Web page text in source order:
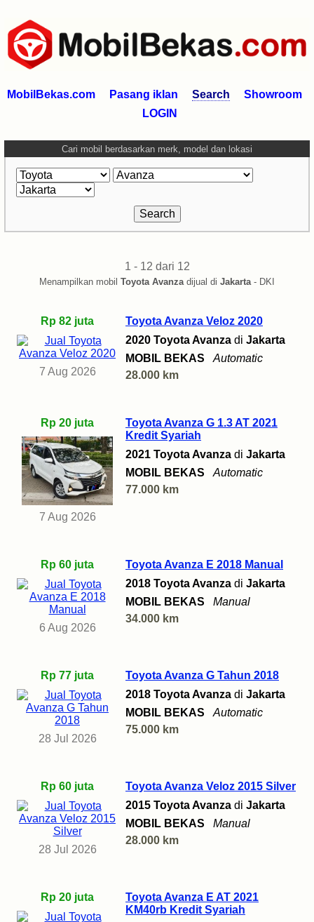
MobilBekas.com Pasang iklan Search
Showroom
LOGIN
Cari mobil berdasarkan merk, model dan lokasi
1 - 12 dari 12
Menampilkan mobil Toyota Avanzadijual di Jakarta- DKI
Rp 82 juta
7 Aug 2026
Toyota Avanza Veloz 2020
2020 Toyota Avanza di Jakarta
MOBIL BEKAS
Automatic
28.000 km
Rp 20 juta
7 Aug 2026
Toyota Avanza G 1.3 AT 2021
Kredit Syariah
2021 Toyota Avanza di Jakarta
MOBIL BEKAS
Automatic
77.000 km
Rp 60 juta
6 Aug 2026
Toyota Avanza E 2018 Manual
2018 Toyota Avanza di Jakarta
MOBIL BEKAS
Manual
34.000 km
Rp 77 juta
28 Jul 2026
Toyota Avanza G Tahun 2018
2018 Toyota Avanza di Jakarta
MOBIL BEKAS
Automatic
75.000 km
Rp 60 juta
28 Jul 2026
Toyota Avanza Veloz 2015 Silver
2015 Toyota Avanza di Jakarta
MOBIL BEKAS
Manual
28.000 km
Rp 20 juta
Toyota Avanza E AT 2021
KM40rb Kredit Syariah